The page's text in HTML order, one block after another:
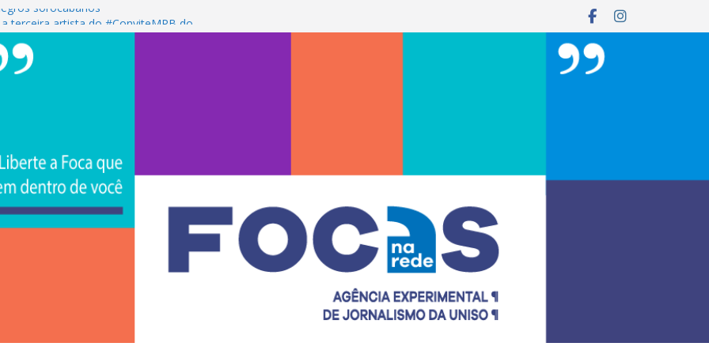
sorocabanos
terceira artista do #ConviteMPB do
Brasil 2026 promove integração, ciência e
Uniso